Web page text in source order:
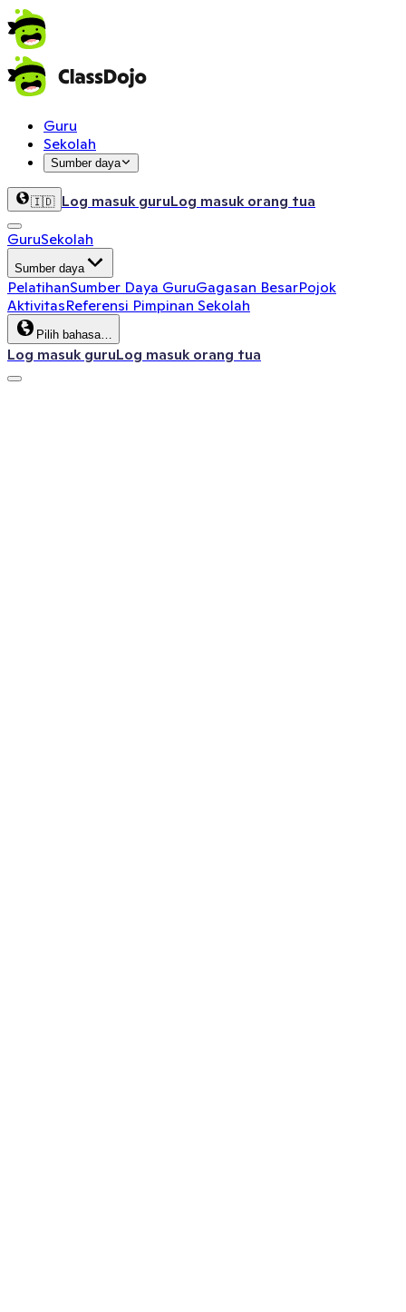
Guru
Sekolah
Sumber daya
🇮🇩 Log masuk guruLog masuk orang tua
GuruSekolah
Sumber daya
PelatihanSumber Daya GuruGagasan BesarPojok
AktivitasReferensi Pimpinan Sekolah
Pilih bahasa…
Log masuk guruLog masuk orang tua